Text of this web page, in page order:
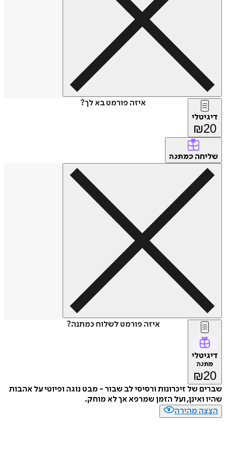
איזה פורמט בא לך?
דיגיטלי
₪20
שליחה כמתנה
איזה פורמט לשלוח כמתנה?
דיגיטלי
מתנה
₪20
שברים של זיכרונות ורסיסי לב שבור - מבט נוגה ופיוטי על אהבות
שהיו ואינן, ועל הזמן שמרפא אך לא מוחק.
הצצה מהירה